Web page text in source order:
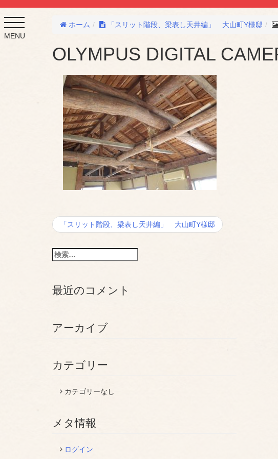
toggle
navigation
MENU
ホーム 「スリット階段、梁表し天井編」 大山町Y様邸
OLYMPUS DIGITAL
投
稿
ナ
ビ
ゲ
ー
ョ
「スリット階段、梁表し天井編」 大山町Y様邸
検
索:
最近のコメント
アーカイブ
カテゴリー
カテゴリーなし
メタ情報
ログイン